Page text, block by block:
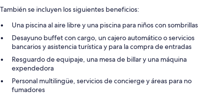
También se incluyen los siguientes beneficios:
Una piscina al aire libre y una piscina para niños con sombrillas
Desayuno buffet con cargo, un cajero automático o servicios
bancarios y asistencia turística y para la compra de entradas
Resguardo de equipaje, una mesa de billar y una máquina
expendedora
Personal multilingüe, servicios de concierge y áreas para no
fumadores